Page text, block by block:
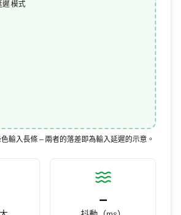
遲 模式
輸入長條 — 兩者的落差即為輸入延遲的示意。
—